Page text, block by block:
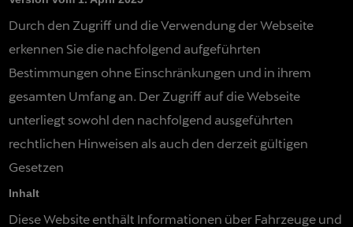
Durch den Zugriff und die Verwendung der Webseite
erkennen Sie die nachfolgend aufgeführten
Bestimmungen ohne Einschränkungen und in ihrem
gesamten Umfang an. Der Zugriff auf die Webseite
unterliegt sowohl den nachfolgend ausgeführten
rechtlichen Hinweisen als auch den derzeit gültigen
Gesetzen
Inhalt
Diese Website enthält Informationen über Fahrzeuge und